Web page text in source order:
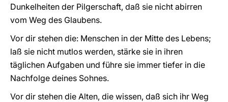
Dunkelheiten der Pilgerschaft, daß sie nicht abirren
vom Weg des Glaubens.
Vor dir stehen die: Menschen in der Mitte des Lebens;
laß sie nicht mutlos werden, stärke sie in ihren
täglichen Aufgaben und führe sie immer tiefer in die
Nachfolge deines Sohnes.
Vor dir stehen die Alten, die wissen, daß sich ihr Weg